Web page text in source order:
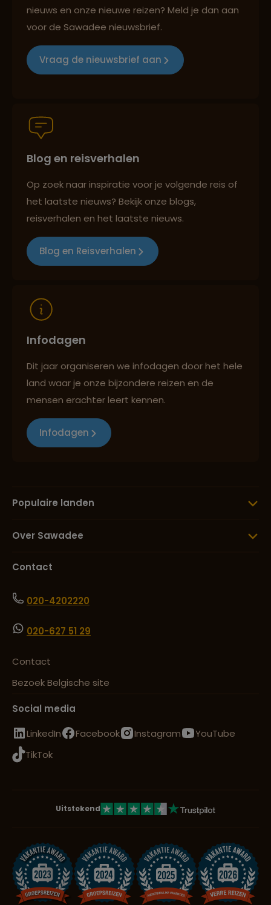
Reizen met oog voor mens, cultuur en milieu
Best beoordeelde reisroutes
Reizen met oog voor mens, cultuur en milieu
nieuws en onze nieuwe reizen? Meld je dan aan
voor de Sawadee nieuwsbrief.
Vraag de nieuwsbrief aan
Blog en reisverhalen
Op zoek naar inspiratie voor je volgende reis of
het laatste nieuws? Bekijk onze blogs,
reisverhalen en het laatste nieuws.
Blog en Reisverhalen
Infodagen
Dit jaar organiseren we infodagen door het hele
land waar je onze bijzondere reizen en de
mensen erachter leert kennen.
Infodagen
Populaire landen
Over Sawadee
Contact
020-4202220
020-627 51 29
Contact
Bezoek Belgische site
Social media
LinkedIn
Facebook Instagram
YouTube
TikTok
Uitstekend